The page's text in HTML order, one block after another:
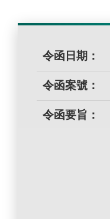
令函日期：
令函案號：
令函要旨：